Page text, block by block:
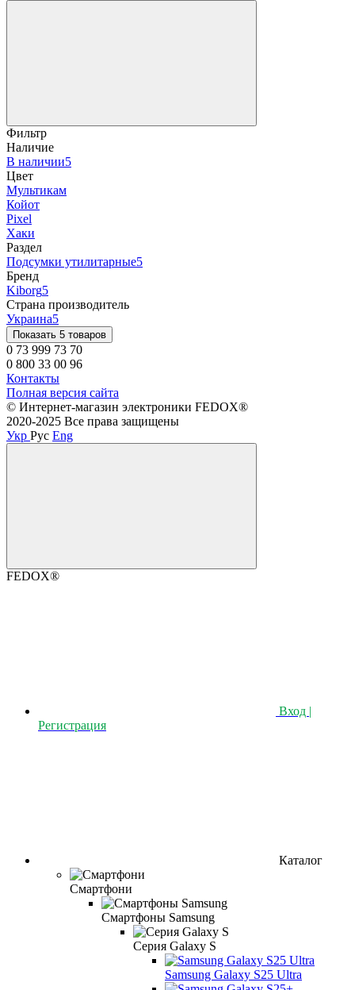
Фильтр
Наличие
В наличии5
Цвет
Мультикам
Койот
Pixel
Хаки
Раздел
Подсумки утилитарные5
Бренд
Kiborg5
Страна производитель
Украина5
Показать 5 товаров
0 73 999 73 70
0 800 33 00 96
Контакты
Полная версия сайта
©️ Интернет-магазин электроники FEDOX®
2020-2025 Все права защищены
Укр Рус Eng
FEDOX®
Вход |
Регистрация
Каталог
Смартфони
Смартфоны Samsung
Серия Galaxy S
Samsung Galaxy S25 Ultra